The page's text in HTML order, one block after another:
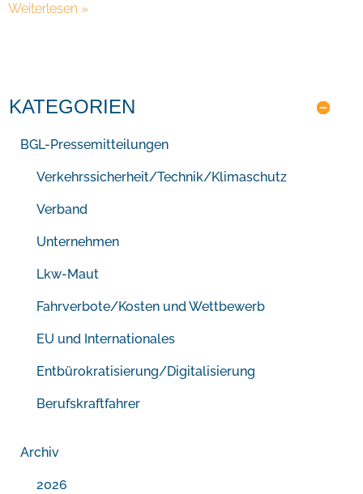
Weiterlesen »
KATEGORIEN
BGL-Pressemitteilungen
Verkehrssicherheit/Technik/Klimaschutz
Verband
Unternehmen
Lkw-Maut
Fahrverbote/Kosten und Wettbewerb
EU und Internationales
Entbürokratisierung/Digitalisierung
Berufskraftfahrer
Archiv
2026